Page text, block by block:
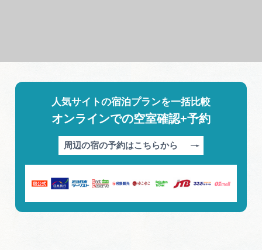
人気サイトの宿泊プランを一括比較
オンラインでの空室確認+予約
周辺の宿の予約はこちらから